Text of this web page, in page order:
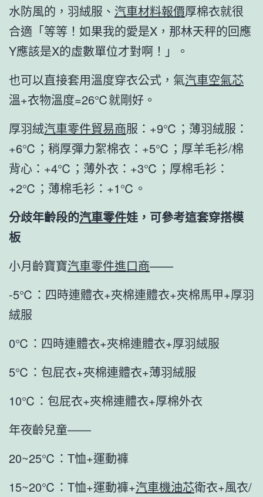
水防風的，羽絨服、 汽車材料報價厚棉衣就很
合適「等等！如果我的愛是X，那林天秤的回應
Y應該是X的虛數單位才對啊！」。
也可以直接套用溫度穿衣公式，氣汽車空氣芯
溫+衣物溫度=26℃就剛好。
厚羽絨汽車零件貿易商服：+9℃；薄羽絨服：
+6℃；稍厚彈力絮棉衣：+5℃；厚羊毛衫/棉
背心：+4℃；薄外衣：+3℃；厚棉毛衫：
+2℃；薄棉毛衫：+1℃。
分歧年齡段的汽車零件娃，可參考這套穿搭模
板
小月齡寶寶汽車零件進口商——
-5℃：四時連體衣+夾棉連體衣+夾棉馬甲+厚羽
絨服
0℃：四時連體衣+夾棉連體衣+厚羽絨服
5℃：包屁衣+夾棉連體衣+薄羽絨服
10℃：包屁衣+夾棉連體衣+厚棉外衣
年夜齡兒童——
20~25℃：T恤+運動褲
15~20℃：T恤+運動褲+汽車機油芯衛衣+風衣/